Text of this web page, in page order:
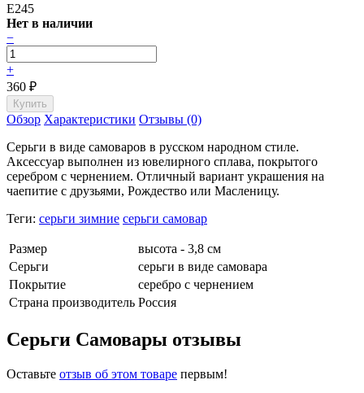
E245
Нет в наличии
−
+
360 ₽
Обзор Характеристики Отзывы (0)
Серьги в виде самоваров в русском народном стиле.
Аксессуар выполнен из ювелирного сплава, покрытого
серебром с чернением. Отличный вариант украшения на
чаепитие с друзьями, Рождество или Масленицу.
Теги: серьги зимние серьги самовар
Размер
высота - 3,8 см
Серьги
серьги в виде самовара
Покрытие
серебро с чернением
Страна производитель Россия
Серьги Самовары отзывы
Оставьте отзыв об этом товаре первым!